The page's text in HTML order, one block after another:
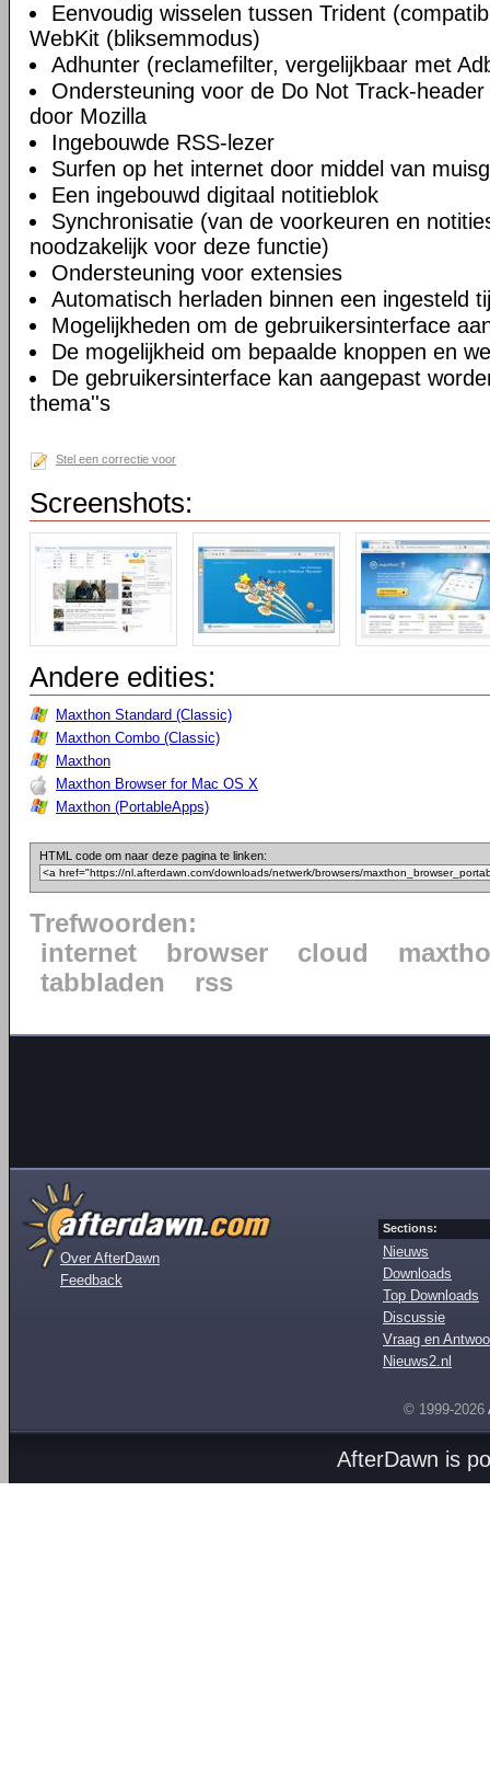
Eenvoudig wisselen tussen Trident
WebKit (bliksemmodus)
Adhunter (reclamefilter, vergelijkbaar met
Ondersteuning voor de Do Not Track-
door Mozilla
Ingebouwde RSS-lezer
Surfen op het internet door middel van
Een ingebouwd digitaal notitieblok
Synchronisatie (van de voorkeuren en
noodzakelijk voor deze functie)
Ondersteuning voor extensies
Automatisch herladen binnen een ingesteld
Mogelijkheden om de gebruikersinterface
De mogelijkheid om bepaalde knoppen en
De gebruikersinterface kan aangepast
thema''s
Stel een correctie voor
Screenshots:
Andere edities:
Maxthon Standard (Classic)
Maxthon Combo (Classic)
Maxthon
Maxthon Browser for Mac OS X
Maxthon (PortableApps)
HTML code om naar deze pagina te linken:
Trefwoorden:
internet
browser cloud
tabbladen
rss
Over AfterDawn
Feedback
Sections:
Nieuws
Downloads
Top Downloads
Discussie
Vraag en
Nieuws2.nl
© 1999-2026
AfterDawn is